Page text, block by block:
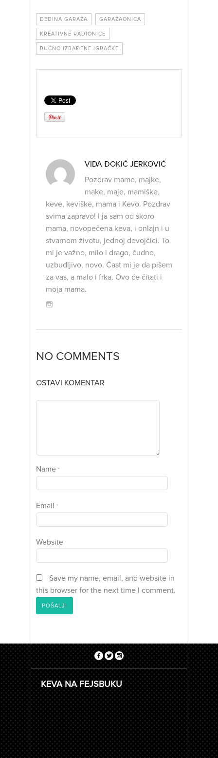
DEDINA GARAŽA GARAŽAONICA
KREATIVNE RADIONICE
RUČNO IZRAĐENE IGRAČKE
VIDA ĐOKIĆ JERKOVIĆ
Pozdrav mame, majke,
make, maje, mamiške,
keve, keviške, mama i Kevo. Pozdrav
svima zapravo! I ja sam od skoro
mama, novopečena keva, i onlajn i u
stvarnom životu, jednoj devojčici. To
mi je važno, milo i drago, čudno,
uzbudljivo, novo. Čast mi je da pišem
za vas, a malo i frka. Ovo će čitati i
moja mama.
NO COMMENTS
OSTAVI KOMENTAR
Name *
Email *
Website
Save my name, email, and website in
this browser for the next time I comment.
KEVA NA FEJSBUKU